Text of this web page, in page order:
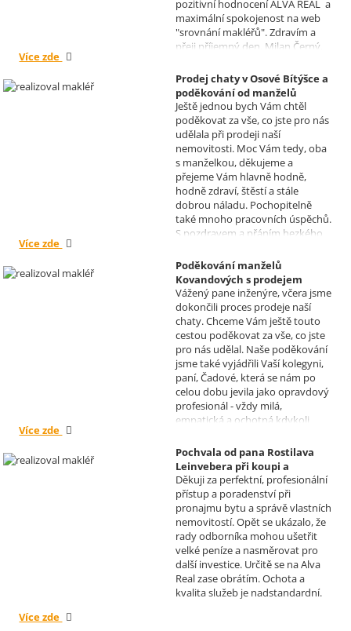
pozitivní hodnocení ALVA REAL a
maximální spokojenost na web
"srovnání makléřů". Zdravím a
přeji příjemný den, Milan Černý,
Více zde
Prodej chaty v Osové Bítýšce a
poděkování od manželů
Kovandových
Realizoval makléř: Sylva
Čadová
Ještě jednou bych Vám chtěl
poděkovat za vše, co jste pro nás
udělala při prodeji naší
nemovitosti. Moc Vám tedy, oba
s manželkou, děkujeme a
přejeme Vám hlavně hodně,
hodně zdraví, štěstí a stále
dobrou náladu. Pochopitelně
také mnoho pracovních úspěchů.
S pozdravem a přáním hezkého
Více zde
Poděkování manželů
Kovandových s prodejem
chaty v Osové Bítýšce
Realizoval makléř: David
Vašíček
Vážený pane inženýre, včera jsme
dokončili proces prodeje naší
chaty. Chceme Vám ještě touto
cestou poděkovat za vše, co jste
pro nás udělal. Naše poděkování
jsme také vyjádřili Vaší kolegyni,
paní, Čadové, která se nám po
celou dobu jevila jako opravdový
profesionál - vždy milá,
empatická a ochotná kdykoli
problému. Vaše společnost i Vy v
nás získáváte opravdu spokojené
klienty, kteří budou vaše služby
vždy doporučovat každému, kdo
je potřebuje. Věřím, že se na Vás
budeme moci obrátit i v případě
prodeje, který plánujeme v
budoucnu uskutečnit. Se
srdečným pozdravem a přáním
mnoho zdraví i úspěchů Vám
přejí manželé Kovandovi
Více zde
Pochvala od pana Rostilava
Leinvebera při koupi a
následném pronájmu
investiční nemovitosti
Realizoval makléř: David
Vašíček
Děkuji za perfektní, profesionální
přístup a poradenství při
pronajmu bytu a správě vlastních
nemovitostí. Opět se ukázalo, že
rady odborníka mohou ušetřit
velké peníze a nasměrovat pro
další investice. Určitě se na Alva
Real zase obrátím. Ochota a
kvalita služeb je nadstandardní.
Více zde